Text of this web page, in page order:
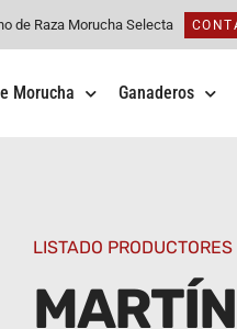
de Raza Morucha Selecta
Morucha Ganaderos
LISTADO PRODUCTORES